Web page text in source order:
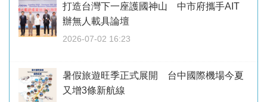
打造台灣下一座護國神山 中市府攜手AIT
辦無人載具論壇
2026-07-02 16:23
暑假旅遊旺季正式展開 台中國際機場今夏
又增3條新航線